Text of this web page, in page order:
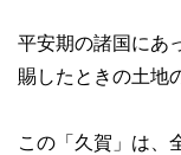
平安期の諸国にあ
賜したときの土地
この「久賀」は、